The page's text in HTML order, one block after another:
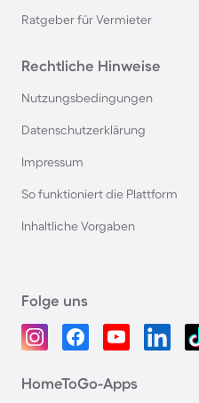
Ratgeber für Vermieter
Rechtliche Hinweise
Nutzungsbedingungen
Datenschutzerklärung
Impressum
So funktioniert die Plattform
Inhaltliche Vorgaben
Folge uns
HomeToGo-Apps